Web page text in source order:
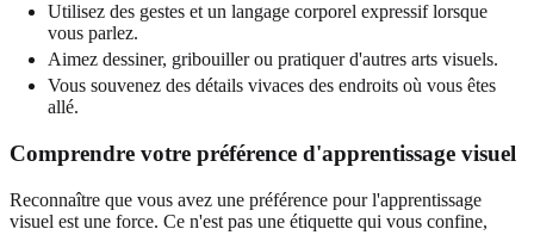
Utilisez des gestes et un langage corporel expressif lorsque
vous parlez.
Aimez dessiner, gribouiller ou pratiquer d'autres arts visuels.
Vous souvenez des détails vivaces des endroits où vous êtes
allé.
Comprendre votre préférence d'apprentissage visuel
Reconnaître que vous avez une préférence pour l'apprentissage
visuel est une force. Ce n'est pas une étiquette qui vous confine,